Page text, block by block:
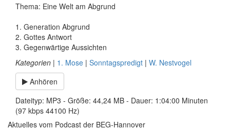
Thema: Eine Welt am Abgrund
1. Generation Abgrund
2. Gottes Antwort
3. Gegenwärtige Aussichten
Kategorien | 1. Mose | Sonntagspredigt | W. Nestvogel
Anhören
Dateityp: MP3 - Größe: 44,24 MB - Dauer: 1:04:00 Minuten
(97 kbps 44100 Hz)
Aktuelles vom Podcast der BEG-Hannover